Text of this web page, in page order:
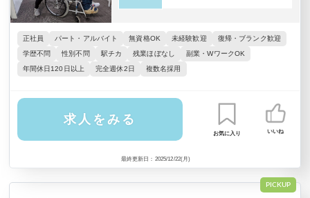
正社員 パート・アルバイト 無資格OK 未経験歓迎
復帰・ブランク歓迎
学歴不問
性別不問 駅チカ 残業ほぼなし
副業・WワークOK
年間休日120日以上
完全週休2日 複数名採用
最終更新日：2025/12/22(月)
求人をみる
お気に入り いいね
PICKUP